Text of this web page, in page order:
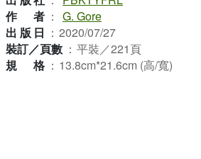
作者 ： G. Gore
出版日 ： 2020/07/27
裝訂／頁數 ： 平裝／221頁
規格 ： 13.8cm*21.6cm (高/寬)